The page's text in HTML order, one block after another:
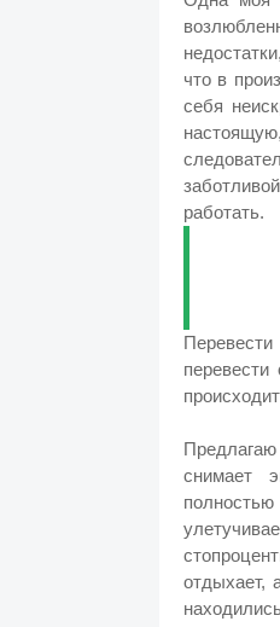
что в
себя
работать.
снимает
отдыхает,